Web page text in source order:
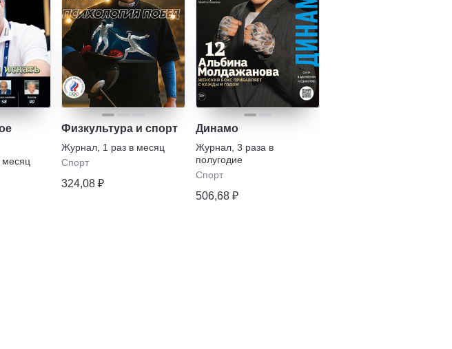
месяц
Физкультура и спорт
Журнал 1 раз в месяц
Спорт
324,08 ₽
Динамо
Журнал 3 раза в
полугодие
Спорт
506,68 ₽